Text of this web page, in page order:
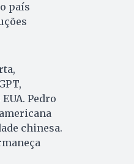
país
Pedro
chinesa.